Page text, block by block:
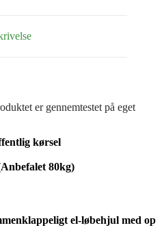
er gennemtestet på eget
kørsel
80kg)
el-løbehjul med op